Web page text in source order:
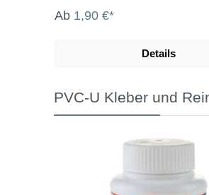
Ab 1,90 €*
Details
PVC-U Kleber und